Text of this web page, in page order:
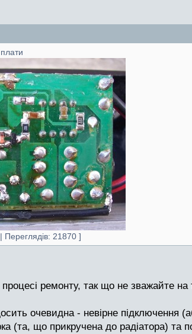
21870 ]
ремонту, так що не зважайте
очевидна - невірне підключення
(та, що прикручена до радіатора)